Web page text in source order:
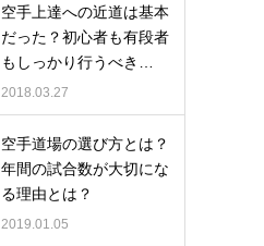
空手上達への近道は基本
だった？初心者も有段者
もしっかり行うべき…
2018.03.27
空手道場の選び方とは？
年間の試合数が大切にな
る理由とは？
2019.01.05